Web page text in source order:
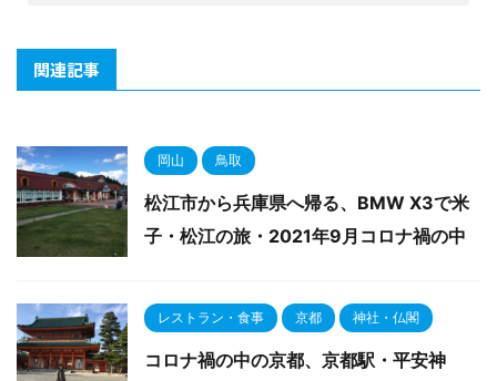
関連記事
岡山 鳥取
松江市から兵庫県へ帰る、BMW X3で米
子・松江の旅・2021年9月コロナ禍の中
レストラン・食事 京都 神社・仏閣
コロナ禍の中の京都、京都駅・平安神